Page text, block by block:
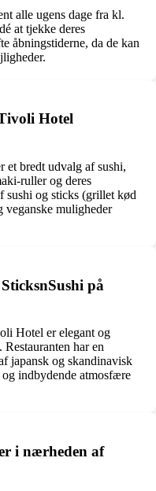
alle ugens dage fra kl.
at tjekke deres
åbningstiderne, da de kan
Hotel
et bredt udvalg af sushi,
ruller og deres
sushi og sticks (grillet kød
veganske muligheder
på
Hotel er elegant og
har en
japansk og skandinavisk
og indbydende atmosfære
i nærheden af